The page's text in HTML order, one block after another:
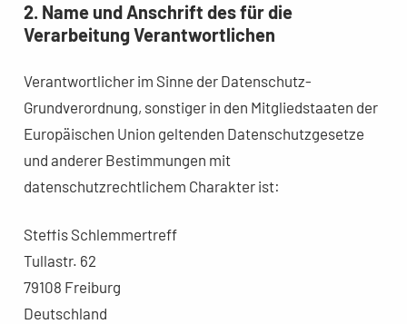
2. Name und Anschrift des für die
Verarbeitung Verantwortlichen
Verantwortlicher im Sinne der Datenschutz-
Grundverordnung, sonstiger in den Mitgliedstaaten der
Europäischen Union geltenden Datenschutzgesetze
und anderer Bestimmungen mit
datenschutzrechtlichem Charakter ist:
Steffis Schlemmertreff
Tullastr. 62
79108 Freiburg
Deutschland